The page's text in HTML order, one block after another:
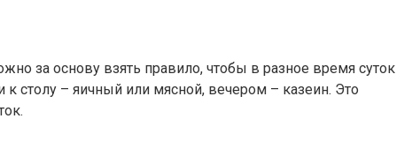
за основу взять правило, чтобы в разное время суток
столу – яичный или мясной, вечером – казеин. Это